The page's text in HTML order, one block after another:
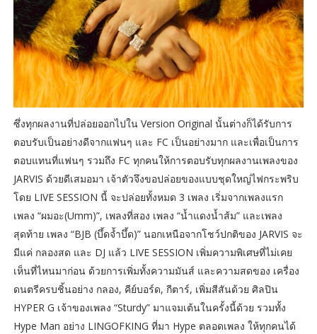
ซึ่งทุกผลงานที่ปล่อยออกไปใน Version Original นั้นต่างก็ได้รับการ
ตอบรับเป็นอย่างดีจากแฟนๆ และ FC เป็นอย่างมาก และเพื่อเป็นการ
ตอบแทนที่แฟนๆ รวมถึง FC ทุกคนให้การตอบรับทุกผลงานเพลงของ
JARVIS ด้วยดีเสมอมา เจ้าตัวจึงขอปล่อยของแบบชุดใหญ่ไฟกระพริบ
โดย LIVE SESSION นี้ จะปล่อยทั้งหมด 3 เพลง เริ่มจากเพลงแรก
เพลง “ผมอะ(Umm)”, เพลงที่สอง เพลง “น้ำแดงน้ำส้ม” และเพลง
สุดท้าย เพลง “BJB (บึ้ดจ้ำบึ้ด)” นอกเหนือจากโชว์ปกติของ JARVIS จะ
มีแค่ กลองสด และ DJ แล้ว LIVE SESSION เพิ่มความพิเศษที่ไม่เคย
เห็นที่ไหนมาก่อน ด้วยการเพิ่มทั้งความมันส์ และความสดของ เครื่อง
ดนตรีครบชิ้นอย่าง กลอง, คีย์บอร์ด, กีตาร์, เพิ่มสีสันด้วย ศิลปิน
HYPER G เจ้าของเพลง “Sturdy” มาแจมเต้นในครั้งนี้ด้วย รวมทั้ง
Hype Man อย่าง LINGOFKING ที่มา Hype ตลอดเพลง ให้ทุกคนได้